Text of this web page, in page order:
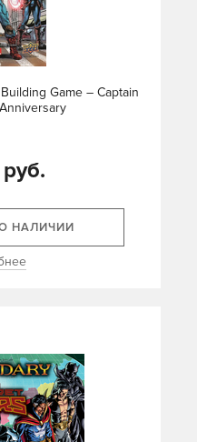
Game – Captain
НАЛИЧИИ